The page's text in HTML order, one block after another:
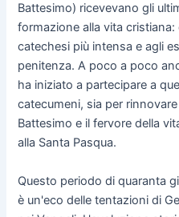
Battesimo) ricevevano gli
formazione alla vita
catechesi più intensa e agli
penitenza. A poco a poco
ha iniziato a partecipare a
catecumeni, sia per
Battesimo e il fervore della
alla Santa Pasqua.
Questo periodo di quaranta
è un'eco delle tentazioni di